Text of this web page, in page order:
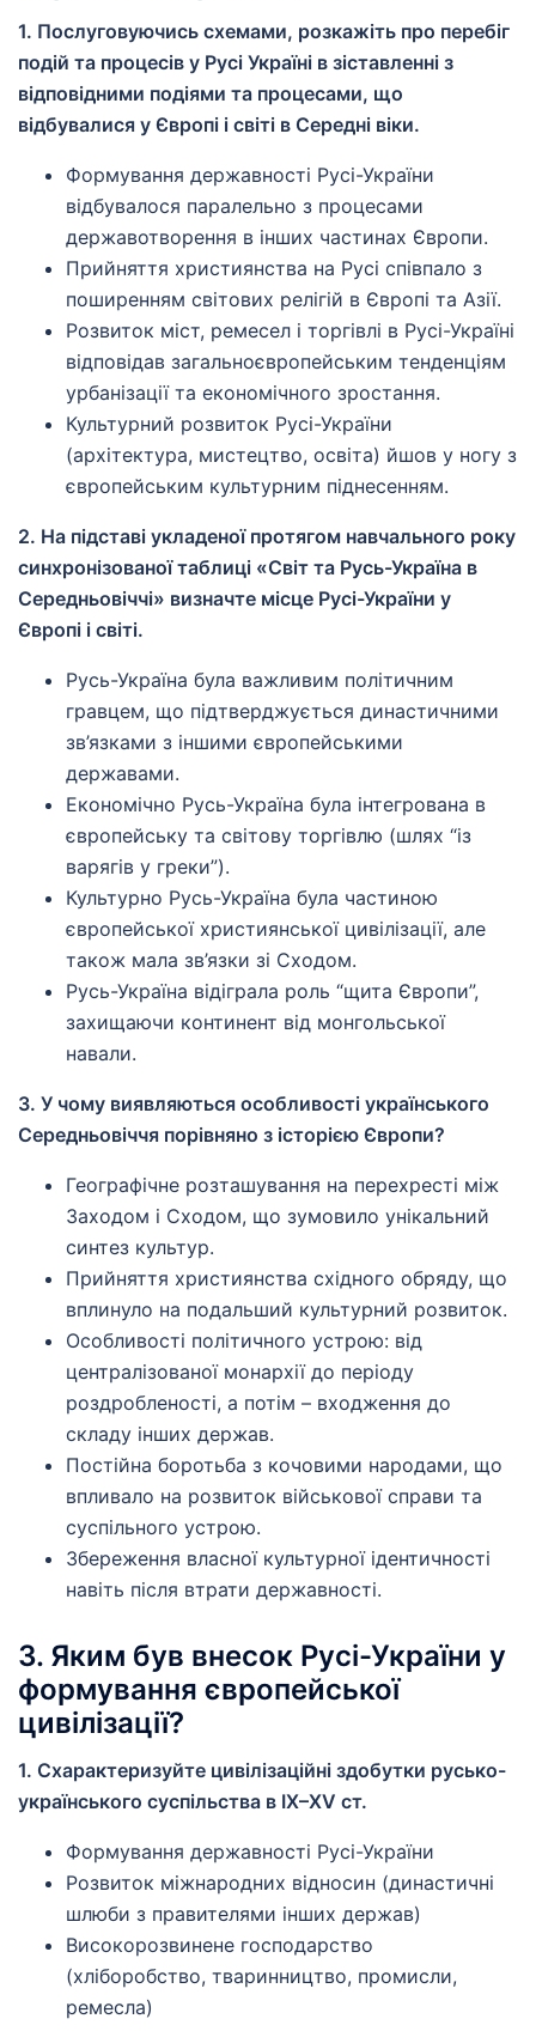
1. Послуговуючись схемами, розкажіть про перебіг
подій та процесів у Русі Україні в зіставленні з
відповідними подіями та процесами, що
відбувалися у Європі і світі в Середні віки.
Формування державності Русі-України
відбувалося паралельно з процесами
державотворення в інших частинах Європи.
Прийняття християнства на Русі співпало з
поширенням світових релігій в Європі та Азії.
Розвиток міст, ремесел і торгівлі в Русі-Україні
відповідав загальноєвропейським тенденціям
урбанізації та економічного зростання.
Культурний розвиток Русі-України
(архітектура, мистецтво, освіта) йшов у ногу з
європейським культурним піднесенням.
2. На підставі укладеної протягом навчального року
синхронізованої таблиці «Світ та Русь-Україна в
Середньовіччі» визначте місце Русі-України у
Європі і світі.
Русь-Україна була важливим політичним
гравцем, що підтверджується династичними
зв’язками з іншими європейськими
державами.
Економічно Русь-Україна була інтегрована в
європейську та світову торгівлю (шлях “із
варягів у греки”).
Культурно Русь-Україна була частиною
європейської християнської цивілізації, але
також мала зв’язки зі Сходом.
Русь-Україна відіграла роль “щита Європи”,
захищаючи континент від монгольської
навали.
3. У чому виявляються особливості українського
Середньовіччя порівняно з історією Європи?
Географічне розташування на перехресті між
Заходом і Сходом, що зумовило унікальний
синтез культур.
Прийняття християнства східного обряду, що
вплинуло на подальший культурний розвиток.
Особливості політичного устрою: від
централізованої монархії до періоду
роздробленості, а потім – входження до
складу інших держав.
Постійна боротьба з кочовими народами, що
впливало на розвиток військової справи та
суспільного устрою.
Збереження власної культурної ідентичності
навіть після втрати державності.
3. Яким був внесок Русі-України у
формування європейської
цивілізації?
1. Схарактеризуйте цивілізаційні здобутки русько-
українського суспільства в IX–XV ст.
Формування державності Русі-України
Розвиток міжнародних відносин (династичні
шлюби з правителями інших держав)
Високорозвинене господарство
(хліборобство, тваринництво, промисли,
ремесла)